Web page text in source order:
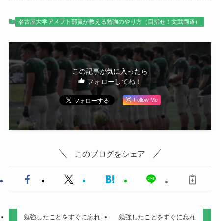
名古屋大学アメフト部員が教える勉強のやり方（目指せ！文武両道）
この記事が気に入ったら
フォローしてね！
Follow Me
このブログをシェア
勉強したことをすぐに忘れ
勉強したことをすぐに忘れ